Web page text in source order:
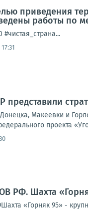
приведения
работы по
представили
Макеевки и
проекта
РФ. Шахта
«Горняк 95» -